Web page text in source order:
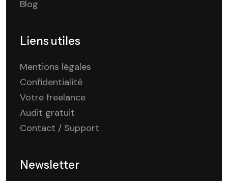
Blog
Liens utiles
Mentions légales
Confidentialité
Votre freelance
Audit gratuit
Contact / Support
Newsletter